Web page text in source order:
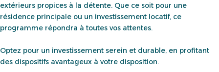
extérieurs propices à la détente. Que ce soit pour une
résidence principale ou un investissement locatif, ce
programme répondra à toutes vos attentes.
Optez pour un investissement serein et durable, en profitant
des dispositifs avantageux à votre disposition.